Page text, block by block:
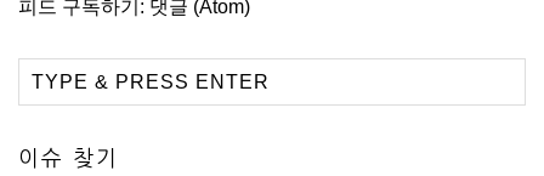
피드 구독하기: 댓글 (Atom)
이슈 찾기